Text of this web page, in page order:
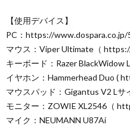
【使用デバイス】
PC：https://www.dospara.co.jp/
マウス：Viper Ultimate（
キーボード：Razer
イヤホン：Hammerhead Duo (
マウスパッド：Gigantus V2 L
モニター：ZOWIE XL2546（
マイク：NEUMANN U87Ai